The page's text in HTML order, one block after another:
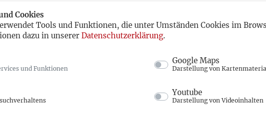
Cookies
Tools und Funktionen, die unter Umständen Cookies im
dazu in unserer Datenschutzerklärung.
und Funktionen
Google Maps
Darstellung von
Youtube
Darstellung von Videoinhalten